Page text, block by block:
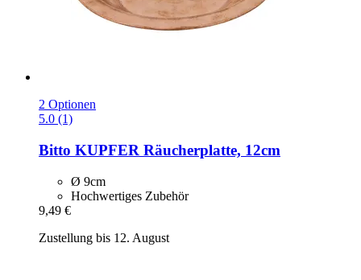
2 Optionen
5.0 (1)
Bitto KUPFER Räucherplatte, 12cm
Ø 9cm
Hochwertiges Zubehör
9,49 €
Zustellung bis 12. August